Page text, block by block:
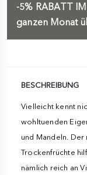
-5% RABATT
ganzen Monat
BESCHREIBUNG
Vielleicht kennt
wohltuenden
und Mandeln.
Trockenfrüchte
nämlich reich an